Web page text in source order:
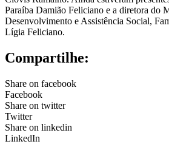
Paraíba Damião Feliciano e a diretora do
Desenvolvimento e Assistência Social,
Lígia Feliciano.
Compartilhe:
Share on facebook
Facebook
Share on twitter
Twitter
Share on linkedin
LinkedIn